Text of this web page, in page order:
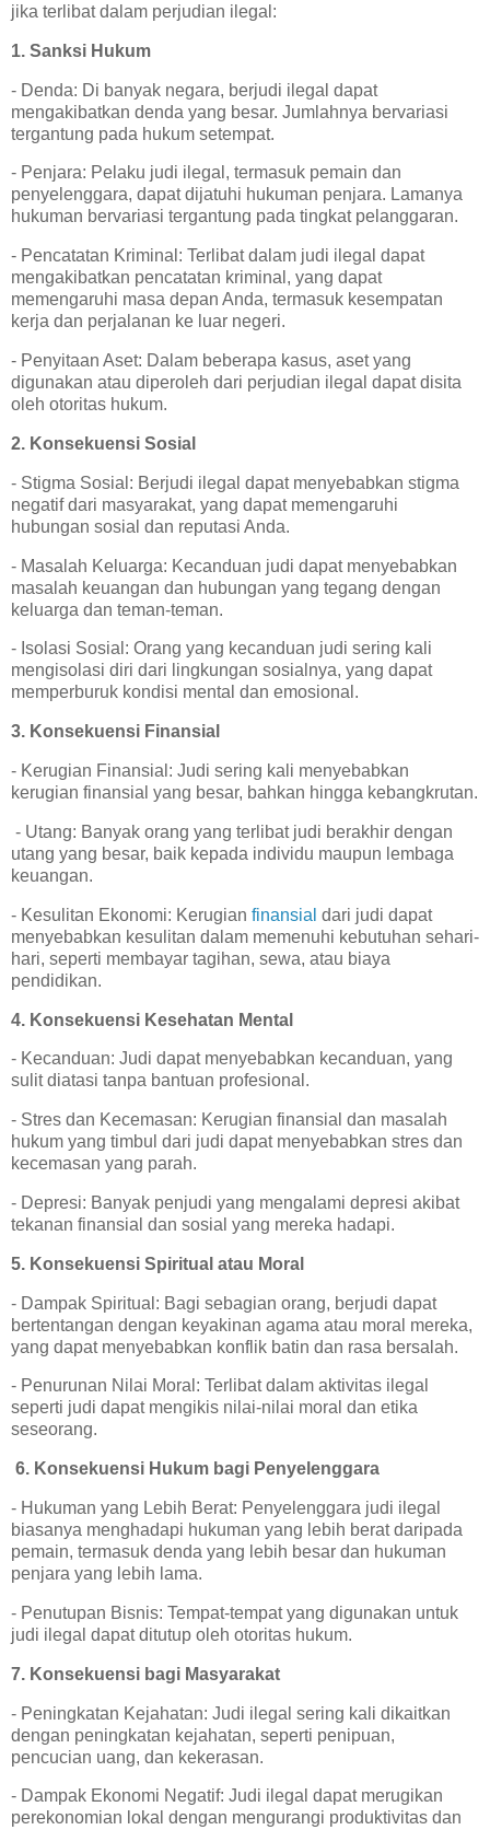
jika terlibat dalam perjudian ilegal:
1. Sanksi Hukum
- Denda: Di banyak negara, berjudi ilegal dapat
mengakibatkan denda yang besar. Jumlahnya bervariasi
tergantung pada hukum setempat.
- Penjara: Pelaku judi ilegal, termasuk pemain dan
penyelenggara, dapat dijatuhi hukuman penjara. Lamanya
hukuman bervariasi tergantung pada tingkat pelanggaran.
- Pencatatan Kriminal: Terlibat dalam judi ilegal dapat
mengakibatkan pencatatan kriminal, yang dapat
memengaruhi masa depan Anda, termasuk kesempatan
kerja dan perjalanan ke luar negeri.
- Penyitaan Aset: Dalam beberapa kasus, aset yang
digunakan atau diperoleh dari perjudian ilegal dapat disita
oleh otoritas hukum.
2. Konsekuensi Sosial
- Stigma Sosial: Berjudi ilegal dapat menyebabkan stigma
negatif dari masyarakat, yang dapat memengaruhi
hubungan sosial dan reputasi Anda.
- Masalah Keluarga: Kecanduan judi dapat menyebabkan
masalah keuangan dan hubungan yang tegang dengan
keluarga dan teman-teman.
- Isolasi Sosial: Orang yang kecanduan judi sering kali
mengisolasi diri dari lingkungan sosialnya, yang dapat
memperburuk kondisi mental dan emosional.
3. Konsekuensi Finansial
- Kerugian Finansial: Judi sering kali menyebabkan
kerugian finansial yang besar, bahkan hingga kebangkrutan.
- Utang: Banyak orang yang terlibat judi berakhir dengan
utang yang besar, baik kepada individu maupun lembaga
keuangan.
- Kesulitan Ekonomi: Kerugian finansial dari judi dapat
menyebabkan kesulitan dalam memenuhi kebutuhan sehari-
hari, seperti membayar tagihan, sewa, atau biaya
pendidikan.
4. Konsekuensi Kesehatan Mental
- Kecanduan: Judi dapat menyebabkan kecanduan, yang
sulit diatasi tanpa bantuan profesional.
- Stres dan Kecemasan: Kerugian finansial dan masalah
hukum yang timbul dari judi dapat menyebabkan stres dan
kecemasan yang parah.
- Depresi: Banyak penjudi yang mengalami depresi akibat
tekanan finansial dan sosial yang mereka hadapi.
5. Konsekuensi Spiritual atau Moral
- Dampak Spiritual: Bagi sebagian orang, berjudi dapat
bertentangan dengan keyakinan agama atau moral mereka,
yang dapat menyebabkan konflik batin dan rasa bersalah.
- Penurunan Nilai Moral: Terlibat dalam aktivitas ilegal
seperti judi dapat mengikis nilai-nilai moral dan etika
seseorang.
6. Konsekuensi Hukum bagi Penyelenggara
- Hukuman yang Lebih Berat: Penyelenggara judi ilegal
biasanya menghadapi hukuman yang lebih berat daripada
pemain, termasuk denda yang lebih besar dan hukuman
penjara yang lebih lama.
- Penutupan Bisnis: Tempat-tempat yang digunakan untuk
judi ilegal dapat ditutup oleh otoritas hukum.
7. Konsekuensi bagi Masyarakat
- Peningkatan Kejahatan: Judi ilegal sering kali dikaitkan
dengan peningkatan kejahatan, seperti penipuan,
pencucian uang, dan kekerasan.
- Dampak Ekonomi Negatif: Judi ilegal dapat merugikan
perekonomian lokal dengan mengurangi produktivitas dan